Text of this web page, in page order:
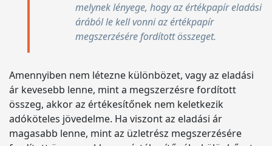
melynek lényege, hogy az értékpapír eladási
árából le kell vonni az értékpapír
megszerzésére fordított összeget.
Amennyiben nem létezne különbözet, vagy az eladási
ár kevesebb lenne, mint a megszerzésre fordított
összeg, akkor az értékesítőnek nem keletkezik
adóköteles jövedelme. Ha viszont az eladási ár
magasabb lenne, mint az üzletrész megszerzésére